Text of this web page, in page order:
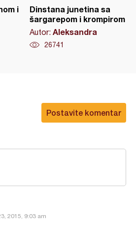
i
Dinstana junetina sa
šargarepom i krompirom
Autor: Aleksandra
26741
Postavite komentar
2015, 9:03 am